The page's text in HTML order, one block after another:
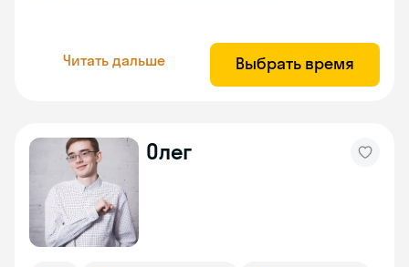
Читать дальше Выбрать время
Олег